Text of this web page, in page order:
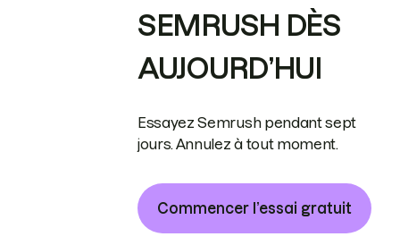
SEMRUSH DÈS
AUJOURD’HUI
Essayez Semrush pendant sept
jours. Annulez à tout moment.
Commencer l’essai gratuit